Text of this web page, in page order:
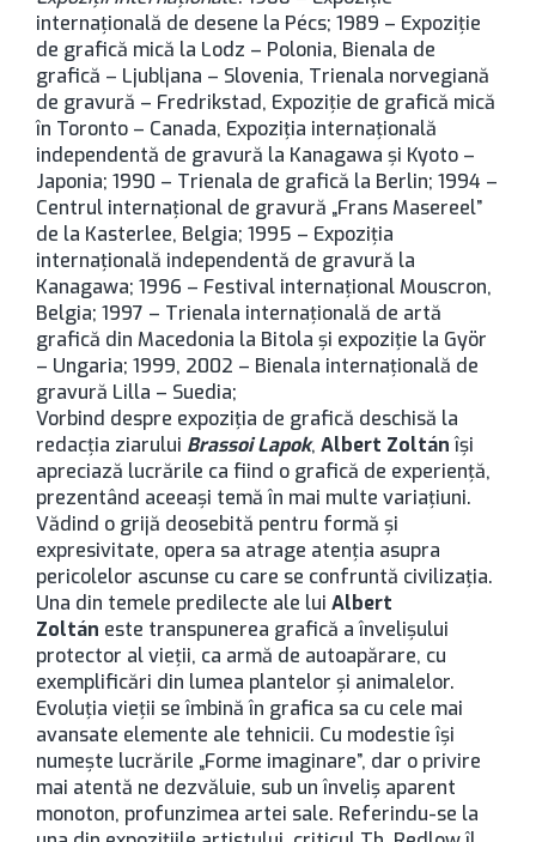
internaţională de desene la Pécs; 1989 – Expoziţie
de grafică mică la Lodz – Polonia, Bienala de
grafică – Ljubljana – Slovenia, Trienala norvegiană
de gravură – Fredrikstad, Expoziţie de grafică mică
în Toronto – Canada, Expoziţia internaţională
independentă de gravură la Kanagawa şi Kyoto –
Japonia; 1990 – Trienala de grafică la Berlin; 1994 –
Centrul internaţional de gravură „Frans Masereel”
de la Kasterlee, Belgia; 1995 – Expoziţia
internaţională independentă de gravură la
Kanagawa; 1996 – Festival internaţional Mouscron,
Belgia; 1997 – Trienala internaţională de artă
grafică din Macedonia la Bitola şi expoziţie la Györ
– Ungaria; 1999, 2002 – Bienala internaţională de
gravură Lilla – Suedia;
Vorbind despre expoziţia de grafică deschisă la
redacţia ziarului Brassoi Lapok, Albert Zoltánîşi
apreciază lucrările ca fiind o grafică de experienţă,
prezentând aceeaşi temă în mai multe variaţiuni.
Vădind o grijă deosebită pentru formă şi
expresivitate, opera sa atrage atenţia asupra
pericolelor ascunse cu care se confruntă civilizaţia.
Una din temele predilecte ale lui Albert
Zoltán este transpunerea grafică a învelişului
protector al vieţii, ca armă de autoapărare, cu
exemplificări din lumea plantelor şi animalelor.
Evoluţia vieţii se îmbină în grafica sa cu cele mai
avansate elemente ale tehnicii. Cu modestie îşi
numeşte lucrările „Forme imaginare”, dar o privire
mai atentă ne dezvăluie, sub un înveliş aparent
monoton, profunzimea artei sale. Referindu-se la